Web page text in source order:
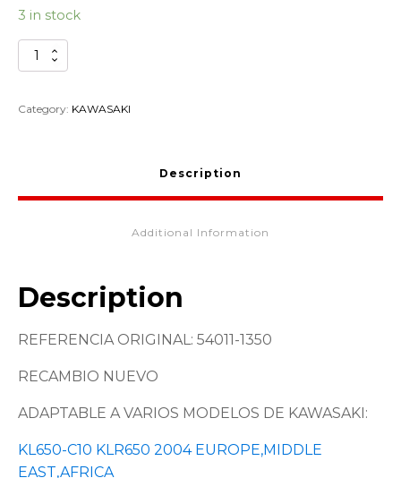
3 in stock
CABLE
EMBRAGUE
KLR650
Category: KAWASAKI
Description
Additional Information
Description
REFERENCIA ORIGINAL: 54011-1350
RECAMBIO NUEVO
ADAPTABLE A VARIOS MODELOS DE KAWASAKI:
KL650-C10 KLR650 2004 EUROPE,MIDDLE
EAST,AFRICA